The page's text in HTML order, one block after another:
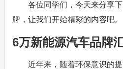
各位同学们，今天来分享
牌，让我们开始精彩的内容吧。
6万新能源汽车品牌
近年来，随着环保意识的